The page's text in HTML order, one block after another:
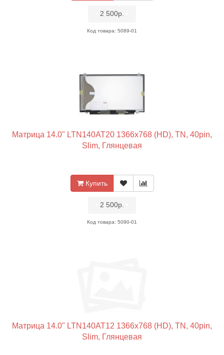
2 500р.
Код товара: 5089-01
Матрица 14.0" LTN140AT20 1366x768 (HD), TN, 40pin,
Slim, Глянцевая
Купить
2 500р.
Код товара: 5090-01
Матрица 14.0" LTN140AT12 1366x768 (HD), TN, 40pin,
Slim, Глянцевая